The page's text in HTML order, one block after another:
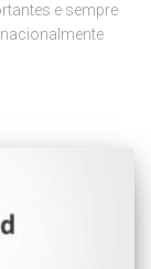
e sempre